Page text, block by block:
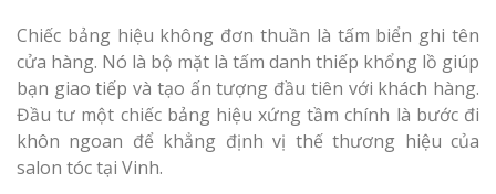
Chiếc bảng hiệu không đơn thuần là tấm biển ghi tên
cửa hàng. Nó là bộ mặt là tấm danh thiếp khổng lồ giúp
bạn giao tiếp và tạo ấn tượng đầu tiên với khách hàng.
Đầu tư một chiếc bảng hiệu xứng tầm chính là bước đi
khôn ngoan để khẳng định vị thế thương hiệu của
salon tóc tại Vinh.